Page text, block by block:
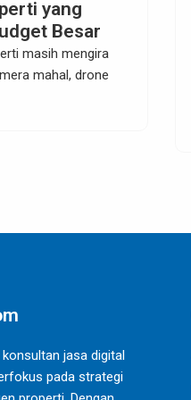
&
di
agency
kini
konsultan jasa digital
pada strategi